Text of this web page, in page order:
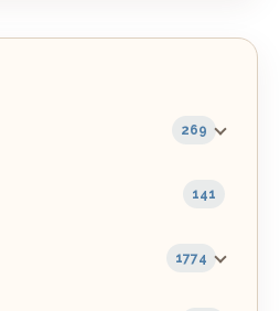
269
141
1774